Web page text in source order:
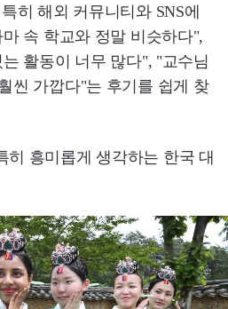
히 해외 커뮤니티와 SNS에
속 학교와 정말 비슷하다",
활동이 너무 많다", "교수님
씬 가깝다"는 후기를 쉽게 찾
히 흥미롭게 생각하는 한국 대